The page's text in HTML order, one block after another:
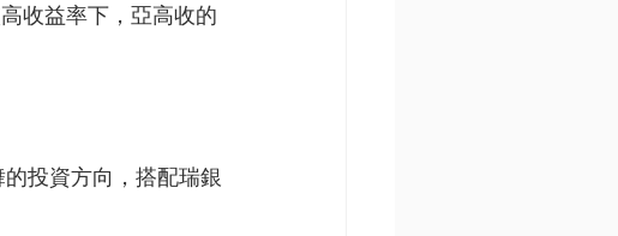
收益率下，亞高收的
投資方向，搭配瑞銀